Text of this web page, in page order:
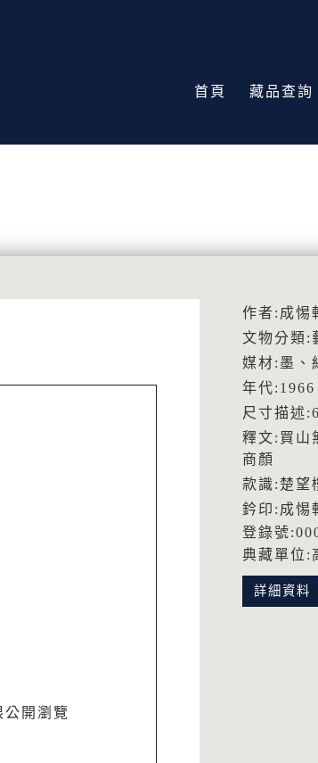
首頁 藏品查詢
公開瀏覽
作者:成惕
文物分類:
媒材:墨、
年代:1966
尺寸描述
釋文:買山
商顏
款識:楚
鈐印:成惕
登錄號
典藏單位:
詳細資料